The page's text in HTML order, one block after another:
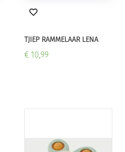
TJIEP RAMMELAAR LENA
€ 10,99